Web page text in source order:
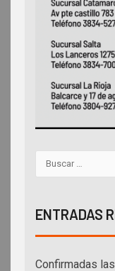
ENTRADAS
Confirmadas